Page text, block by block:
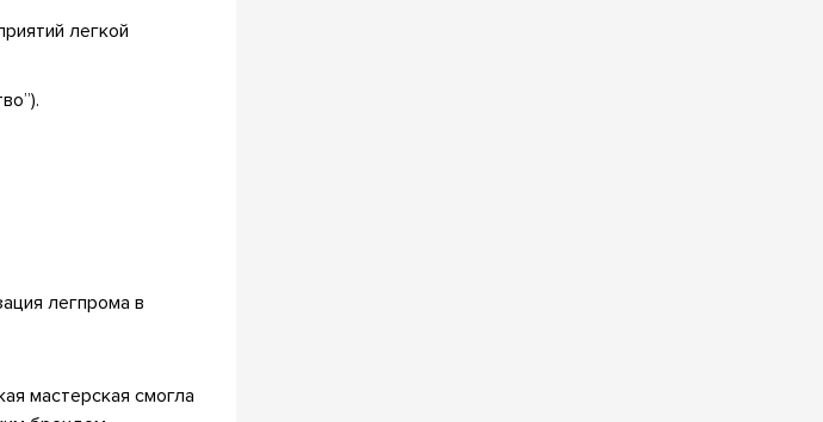
легкой
легпрома в
мастерская смогла